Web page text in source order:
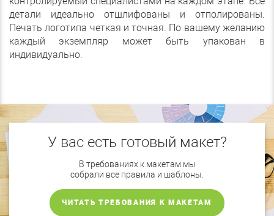
детали идеально отшлифованы и отполированы.
Печать логотипа четкая и точная. По вашему желанию
каждый экземпляр может быть упакован в
индивидуально.
У вас есть готовый макет?
В требованиях к макетам мы
собрали все правила и шаблоны.
ЧИТАТЬ ТРЕБОВАНИЯ К МАКЕТАМ